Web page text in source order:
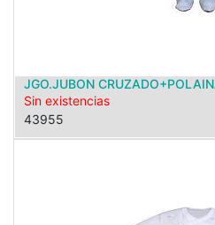
JGO.JUBON
Sin existencias
43955